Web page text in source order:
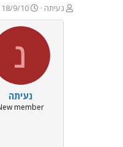
פ
ו
נעיתה
פ
ו
ר
א
ר
י
18/9/10
נ
נעיתה
member